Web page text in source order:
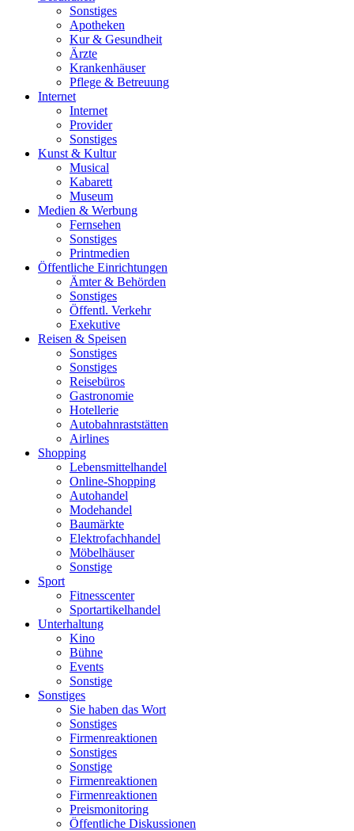
Sonstiges
Apotheken
Kur & Gesundheit
Ärzte
Krankenhäuser
Pflege & Betreuung
Internet
Internet
Provider
Sonstiges
Kunst & Kultur
Musical
Kabarett
Museum
Medien & Werbung
Fernsehen
Sonstiges
Printmedien
Öffentliche Einrichtungen
Ämter & Behörden
Sonstiges
Öffentl. Verkehr
Exekutive
Reisen & Speisen
Sonstiges
Sonstiges
Reisebüros
Gastronomie
Hotellerie
Autobahnraststätten
Airlines
Shopping
Lebensmittelhandel
Online-Shopping
Autohandel
Modehandel
Baumärkte
Elektrofachhandel
Möbelhäuser
Sonstige
Sport
Fitnesscenter
Sportartikelhandel
Unterhaltung
Kino
Bühne
Events
Sonstige
Sonstiges
Sie haben das Wort
Sonstiges
Firmenreaktionen
Sonstiges
Sonstige
Firmenreaktionen
Firmenreaktionen
Preismonitoring
Öffentliche Diskussionen